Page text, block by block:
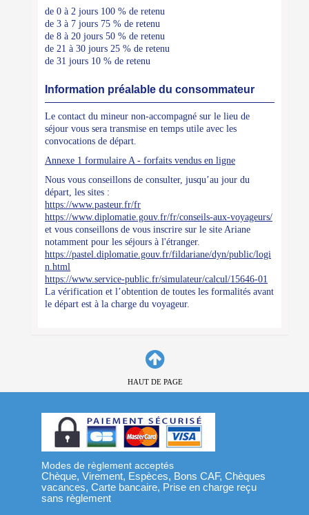
de 0 à 2 jours 100 % de retenu
de 3 à 7 jours 75 % de retenu
de 8 à 20 jours 50 % de retenu
de 21 à 30 jours 25 % de retenu
de 31 jours 10 % de retenu
Information préalable du consommateur
Le contact du mineur non-accompagné sur le lieu de
séjour vous sera transmise en temps utile avec les
convocations de départ.
Annexe 1 formulaire A - forfaits vendus en ligne
Nous vous conseillons de consulter, jusqu’au jour du
départ, les sites :
https://www.pasteur.fr/fr
https://www.diplomatie.gouv.fr/fr/conseils-aux-voyageurs/
et vous conseillons de vous inscrire sur le site Ariane
notamment pour les séjours à l'étranger.
https://pastel.diplomatie.gouv.fr/fildariane/dyn/public/logi
n.html
https://www.service-public.fr/simulateur/calcul/15646-01
La vérification et l’obtention de toutes les formalités avant
le départ est à la charge du voyageur.
HAUT DE PAGE
Modes de règlement acceptés
Chèque, Virement, Espèces, Bons CAF, Chèques
vacances, Carte bancaire, Prise en charge reçu
sans règlement